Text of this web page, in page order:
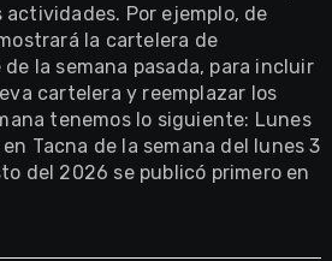
Por ejemplo, de
la cartelera de
la semana pasada, para incluir
cartelera y reemplazar los
tenemos lo siguiente: Lunes
Tacna de la semana del lunes 3
del 2026 se publicó primero en